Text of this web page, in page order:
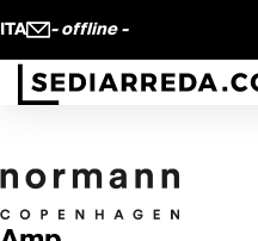
ITA - offline -